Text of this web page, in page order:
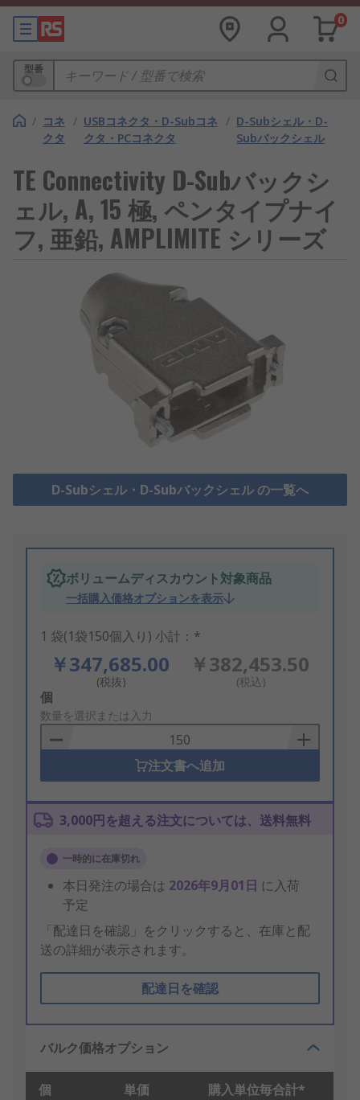
0
型番
/ コネ
クタ
/ USBコネクタ・D-Subコネ
クタ・PCコネクタ
/ D-Subシェル・D-
Subバックシェル
TE Connectivity D-Subバックシ
ェル, A, 15 極, ペンタイプナイ
フ, 亜鉛, AMPLIMITE シリーズ
D-Subシェル・D-Subバックシェル の一覧へ
ボリュームディスカウント対象商品
一括購入価格オプションを表示
1 袋(1袋150個入り) 小計：*
￥347,685.00
(税抜)
￥382,453.50
(税込)
Add
to
Basket
個
数量を選択または入力
注文書へ追加
3,000円を超える注文については、送料無料
一時的に在庫切れ
本日発注の場合は 2026年9月01日 に入荷
予定
「配達日を確認」をクリックすると、在庫と配
送の詳細が表示されます。
配達日を確認
バルク価格オプション
個 単価 購入単位毎合計*